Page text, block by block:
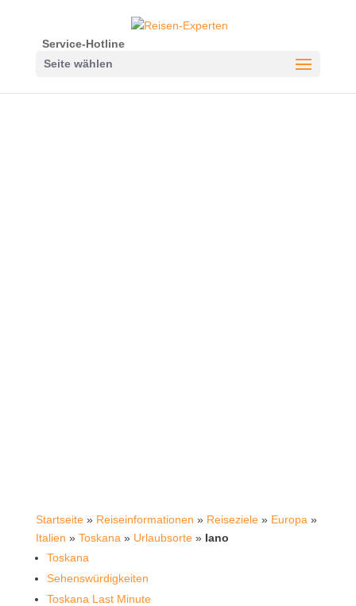
Service-Hotline
Seite wählen
Startseite» Reiseinformationen » Reiseziele» Europa »
Italien » Toskana » Urlaubsorte» Iano
Toskana
Sehenswürdigkeiten
Toskana Last Minute